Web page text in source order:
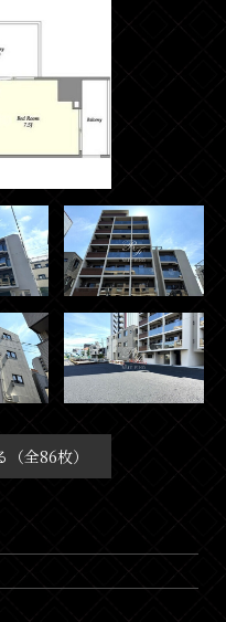
全86枚）